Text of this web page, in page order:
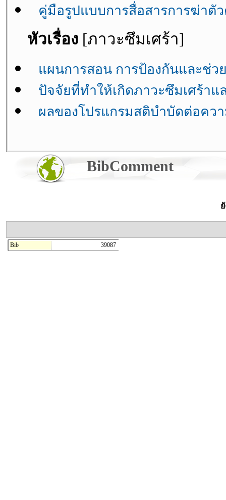
คู่มือรูปแบบการสื่อสารการฆ่าตั
หัวเรื่อง [ภาวะซึมเศร้า]
แผนการสอน การป้องกันและช่ว
ปัจจัยที่ทำให้เกิดภาวะซึมเศร้าแ
ผลของโปรแกรมสติบำบัดต่อคว
BibComment
Bib 39087